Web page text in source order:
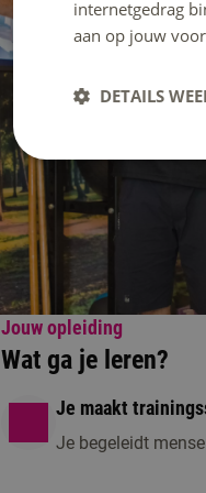
Jouw opleiding
Wat ga je leren?
Je maakt
Je begeleidt
internetgedrag
aan op jouw
DETAILS